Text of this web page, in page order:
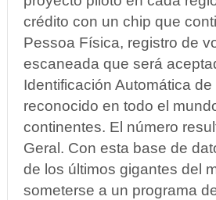
crédito con un chip que
Pessoa Física, registro de
escaneada que será
Identificación Automática
reconocido en todo el
continentes. El número
Geral. Con esta base de
de los últimos gigantes del
someterse a un programa